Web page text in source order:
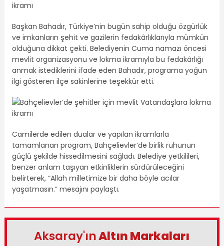
Başkan Bahadır, Türkiye’nin bugün sahip olduğu özgürlük
ve imkanların şehit ve gazilerin fedakârlıklarıyla mümkün
olduğuna dikkat çekti. Belediyenin Cuma namazı öncesi
mevlit organizasyonu ve lokma ikramıyla bu fedakârlığı
anmak istediklerini ifade eden Bahadır, programa yoğun
ilgi gösteren ilçe sakinlerine teşekkür etti.
Camilerde edilen dualar ve yapılan ikramlarla
tamamlanan program, Bahçelievler’de birlik ruhunun
güçlü şekilde hissedilmesini sağladı. Belediye yetkilileri,
benzer anlam taşıyan etkinliklerin sürdürüleceğini
belirterek, “Allah milletimize bir daha böyle acılar
yaşatmasın.” mesajını paylaştı.
Aksaray'ınAltın Markaları